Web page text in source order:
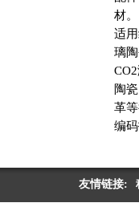
材。
适
璃
陶
革
编码
友情链接: